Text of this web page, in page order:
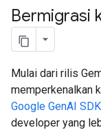
Bermigrasi
Mulai dari rilis
memperkenalkan
Google GenAI SDK
developer yang